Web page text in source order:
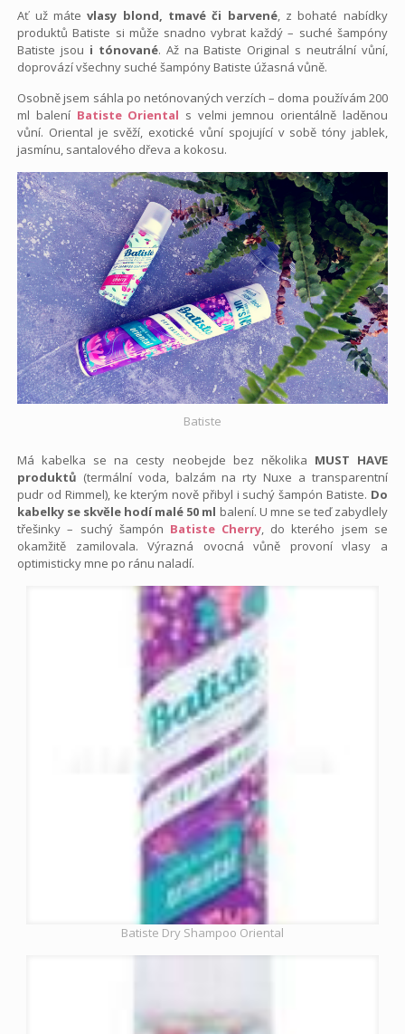
Ať už mátevlasy blond, tmavé či barvené, z bohaté nabídky
produktů Batiste si může snadno vybrat každý – suché šampóny
Batiste jsou i tónované. Až na Batiste Original s neutrální vůní,
doprovází všechny suché šampóny Batiste úžasná vůně.
Osobně jsem sáhla po netónovaných verzích – doma používám 200
ml balení Batiste Oriental s velmi jemnou orientálně laděnou
vůní. Oriental je svěží, exotické vůní spojující v sobě tóny jablek,
jasmínu, santalového dřeva a kokosu.
Batiste
Má kabelka se na cesty neobejde bez několika MUST HAVE
produktů (termální voda, balzám na rty Nuxe a transparentní
pudr od Rimmel), ke kterým nově přibyl i suchý šampón Batiste. Do
kabelky se skvěle hodí malé 50 ml balení. U mne se teď zabydlely
třešinky – suchý šampón Batiste Cherry, do kterého jsem se
okamžitě zamilovala. Výrazná ovocná vůně provoní vlasy a
optimisticky mne po ránu naladí.
Batiste Dry Shampoo Oriental